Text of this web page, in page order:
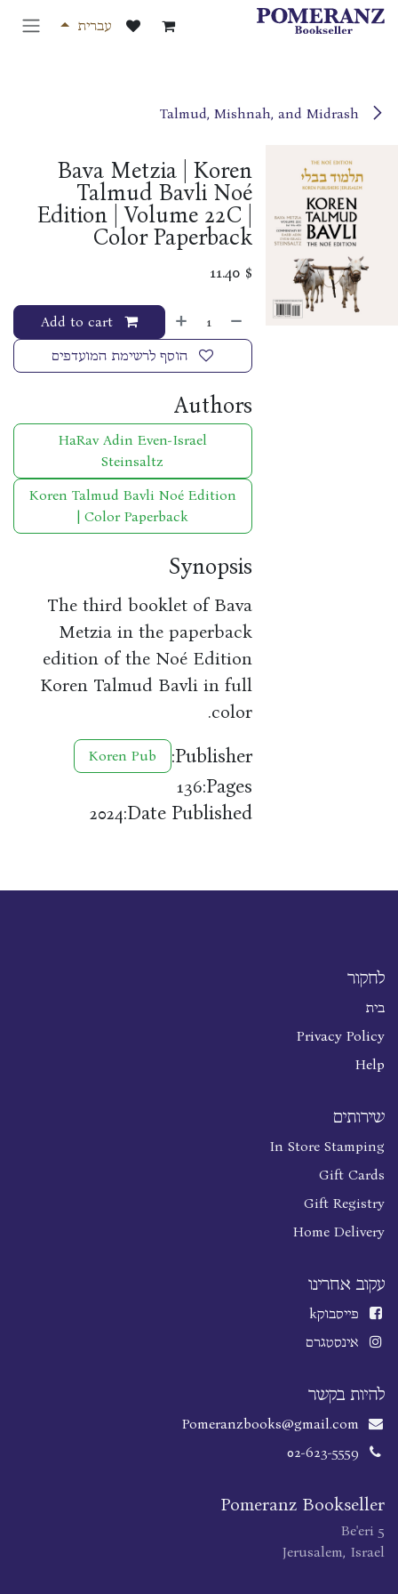
דלג לתוכן
עברית
Bava Metzia | Koren
Talmud Bavli Noé
Edition | Volume 22C |
Color Paperback
$
11.40
הוסף לרשימת המועדפים
Authors
HaRav Adin Even-Israel
Steinsaltz
Koren Talmud Bavli Noé Edition
| Color Paperback
Synopsis
The third booklet of Bava
Metzia in the paperback
edition of the Noé Edition
Koren Talmud Bavli in full
color.
Publisher:
Koren Pub
Pages:
136
Date Published:
2024
לחקור
בית
Privacy Policy
Help
שירותים
In Store Stamping
Gift Cards
Gift Registry
Home Delivery
עקוב אחרינו
פייסבוקk
אינסטגרם
להיות בקשר
Pomeranzbooks@gmail.com
02-623-5559
Pomeranz Bookseller
Be'eri 5
Jerusalem, Israel